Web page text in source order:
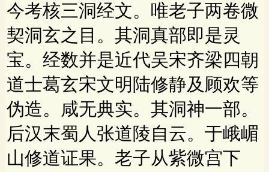
今考核三洞经文。唯老子两卷微
契洞玄之目。其洞真部即是灵
宝。经数并是近代吴宋齐梁四朝
道士葛玄宋文明陆修静及顾欢等
伪造。咸无典实。其洞神一部。
后汉末蜀人张道陵自云。于峨嵋
山修道证果。老子从紫微宫下